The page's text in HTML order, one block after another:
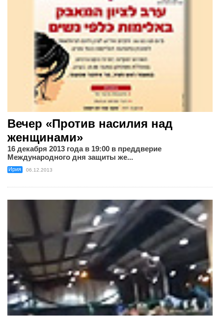
Вечер «Против насилия над
женщинами»
16 декабря 2013 года в 19:00 в преддверие
Международного дня защиты же...
Ирия 06.12.2013